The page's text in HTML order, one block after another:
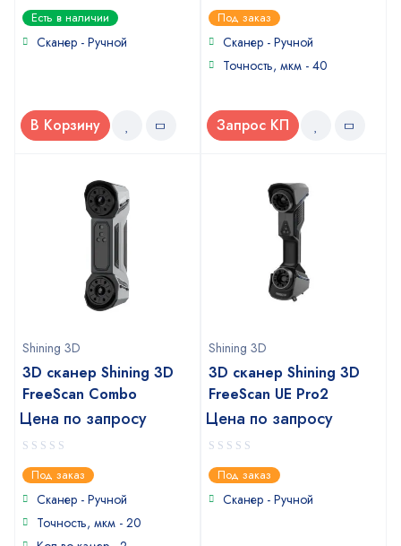
0
out
of
Есть в наличии
Сканер - Ручной
В Корзину
5out of 5
Под заказ
Сканер - Ручной
Точность, мкм - 40
Запрос КП
Shining 3D
3D сканер Shining 3D
FreeScan Combo
Цена по запросу
0
out
of
Под заказ
Сканер - Ручной
Точность, мкм - 20
Shining 3D
3D сканер Shining 3D
FreeScan UE Pro2
Цена по запросу
0
out
of
Под заказ
Сканер - Ручной